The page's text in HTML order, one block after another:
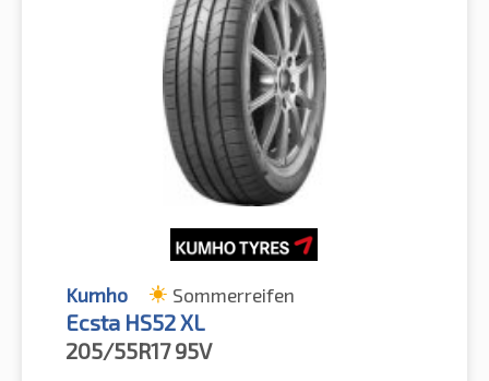
Kumho Sommerreifen
Ecsta HS52 XL
205/55R17 95V